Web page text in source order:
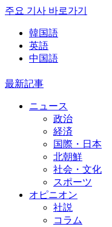
주요 기사 바로가기
韓国語
英語
中国語
最新記事
ニュース
政治
経済
国際・日本
北朝鮮
社会・文化
スポーツ
オピニオン
社説
コラム